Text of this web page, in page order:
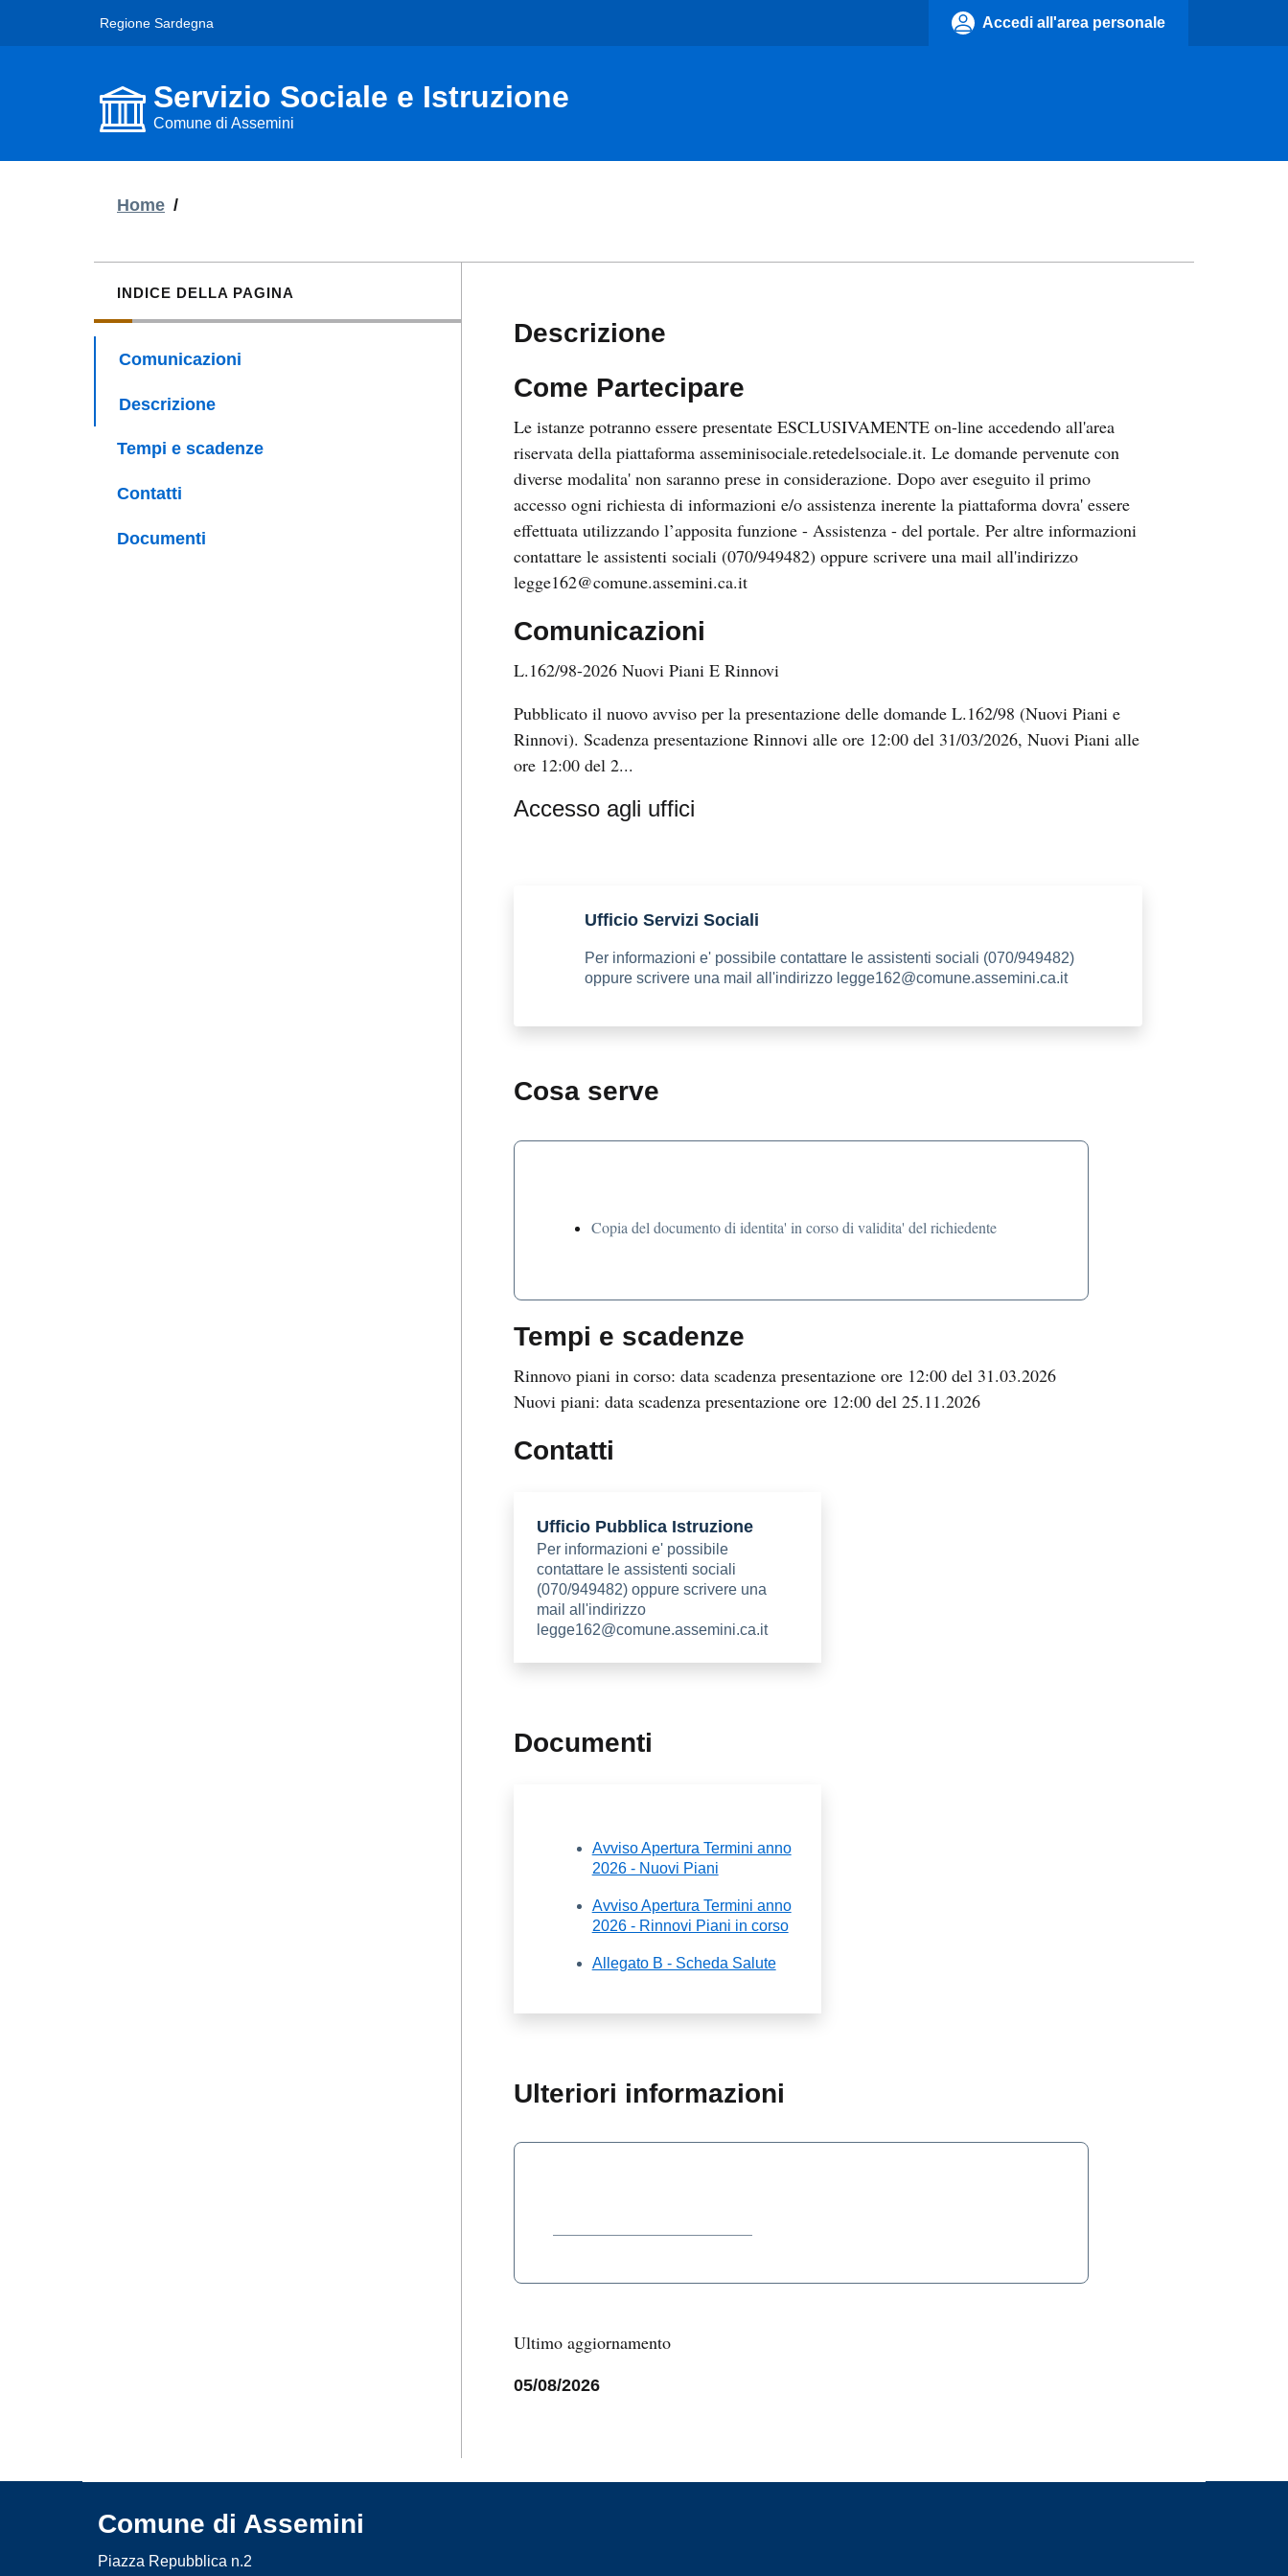
Regione Sardegna Accedi all'area personale
Servizio Sociale e Istruzione
Comune di Assemini
Home /
INDICE DELLA PAGINA
Comunicazioni
Descrizione
Tempi e scadenze
Contatti
Documenti
Descrizione
Come Partecipare
Le istanze potranno essere presentate ESCLUSIVAMENTE on-line accedendo all'area
riservata della piattaforma asseminisociale.retedelsociale.it. Le domande pervenute con
diverse modalita' non saranno prese in considerazione. Dopo aver eseguito il primo
accesso ogni richiesta di informazioni e/o assistenza inerente la piattaforma dovra' essere
effettuata utilizzando l’apposita funzione - Assistenza - del portale. Per altre informazioni
contattare le assistenti sociali (070/949482) oppure scrivere una mail all'indirizzo
legge162@comune.assemini.ca.it
Comunicazioni
L.162/98-2026 Nuovi Piani E Rinnovi
Pubblicato il nuovo avviso per la presentazione delle domande L.162/98 (Nuovi Piani e
Rinnovi). Scadenza presentazione Rinnovi alle ore 12:00 del 31/03/2026, Nuovi Piani alle
ore 12:00 del 2...
Accesso agli uffici
Ufficio Servizi Sociali
Per informazioni e' possibile contattare le assistenti sociali (070/949482)
oppure scrivere una mail all'indirizzo legge162@comune.assemini.ca.it
Cosa serve
Copia del documento di identita' in corso di validita' del richiedente
Tempi e scadenze
Rinnovo piani in corso: data scadenza presentazione ore 12:00 del 31.03.2026
Nuovi piani: data scadenza presentazione ore 12:00 del 25.11.2026
Contatti
Ufficio Pubblica Istruzione
Per informazioni e' possibile
contattare le assistenti sociali
(070/949482) oppure scrivere una
mail all'indirizzo
legge162@comune.assemini.ca.it
Documenti
Avviso Apertura Termini anno
2026 - Nuovi Piani
Avviso Apertura Termini anno
2026 - Rinnovi Piani in corso
Allegato B - Scheda Salute
Ulteriori informazioni
Ultimo aggiornamento
05/08/2026
Comune di Assemini
Piazza Repubblica n.2